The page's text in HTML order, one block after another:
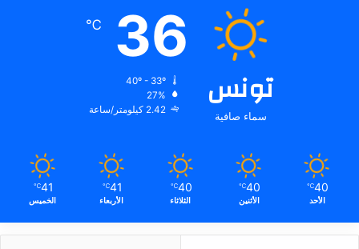
تونس
سماء صافية
36
℃
27%
2.42 كيلومتر/ساعة
40
℃
الأحد
40
℃
الأثنين
40
℃
الثلاثاء
41
℃
الأربعاء
41
℃
الخميس